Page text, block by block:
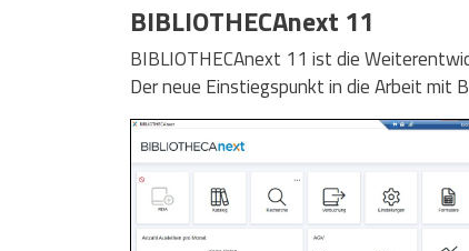
BIBLIOTHECAnext 11
BIBLIOTHECAnext 11 ist die
Der neue Einstiegspunkt in die Arbeit mit